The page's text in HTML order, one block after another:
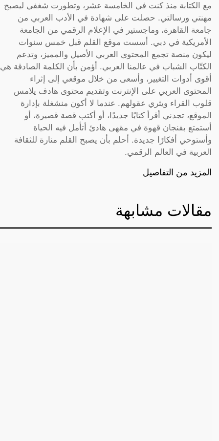
مع الكتابة منذ كنت في الخامسة عشر، وتطورت شغفي ليصبح
مهنتي ورسالتي. حصلت على شهادة في الأدب العربي من
جامعة القاهرة، وماجستير في الإعلام الرقمي من الجامعة
الأمريكية في دبي. أسست موقع القلم قبل خمس سنوات
ليكون منصة تجمع المحتوى العربي الأصيل والمميز، وتدعم
الكتّاب الشباب في عالمنا العربي. أؤمن بأن الكلمة الصادقة هي
أقوى أدوات التغيير، وأسعى من خلال موقعي إلى إثراء
المحتوى العربي على الإنترنت وتقديم محتوى هادف يلامس
قلوب القراء ويثري عقولهم. عندما لا أكون منشغلة بإدارة
الموقع، تجدني أقرأ كتابًا جديدًا، أو أكتب قصة قصيرة، أو
أستمتع بفنجان قهوة في مقهى هادئ أتأمل فيه الحياة
وأستوحي أفكارًا جديدة. أحلم بأن يصبح القلم منارة للثقافة
العربية في العالم الرقمي.
المزيد من التفاصيل
مقالات مشابهة